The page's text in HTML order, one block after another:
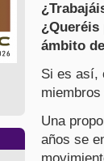
ámbito
Si es así,
Una
años se